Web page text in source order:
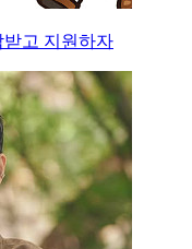
고 지원하자